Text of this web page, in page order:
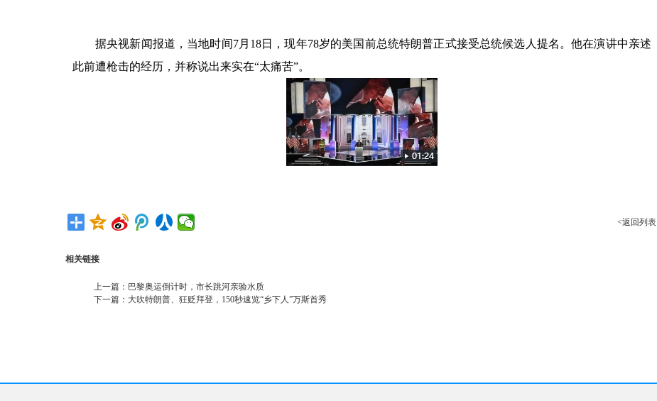
据央视新闻报道，当地时间7月18日，现年78岁的美国前总统特朗普正式接受总统候选人提名。他在演讲中亲述
此前遭枪击的经历，并称说出来实在“太痛苦”。
<返回列表
相关链接
上一篇： 巴黎奥运倒计时，市长跳河亲验水质
下一篇： 大吹特朗普、狂贬拜登，150秒速览“乡下人”万斯首秀